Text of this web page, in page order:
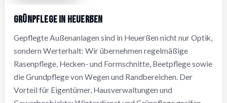
Grünpflege in Heuerßen
Gepflegte Außenanlagen sind in Heuerßen nicht nur Optik,
sondern Werterhalt: Wir übernehmen regelmäßige
Rasenpflege, Hecken- und Formschnitte, Beetpflege sowie
die Grundpflege von Wegen und Randbereichen. Der
Vorteil für Eigentümer, Hausverwaltungen und